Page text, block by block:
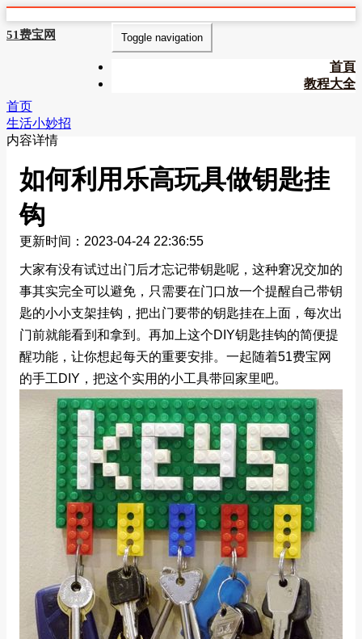
51费宝网 Toggle navigation
首頁
教程大全
首页
生活小妙招
内容详情
如何利用乐高玩具做钥匙挂
钩
更新时间：2023-04-24 22:36:55
大家有没有试过出门后才忘记带钥匙呢，这种窘况交加的
事其实完全可以避免，只需要在门口放一个提醒自己带钥
匙的小小支架挂钩，把出门要带的钥匙挂在上面，每次出
门前就能看到和拿到。再加上这个DIY钥匙挂钩的简便提
醒功能，让你想起每天的重要安排。一起随着51费宝网
的手工DIY，把这个实用的小工具带回家里吧。